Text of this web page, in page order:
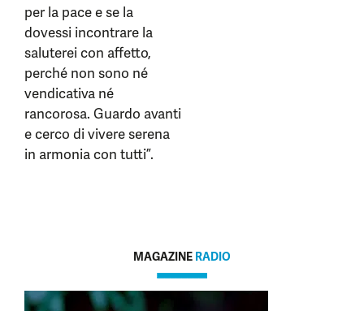
per la pace e se la
dovessi incontrare la
saluterei con affetto,
perché non sono né
vendicativa né
rancorosa. Guardo avanti
e cerco di vivere serena
in armonia con tutti”.
MAGAZINE RADIO